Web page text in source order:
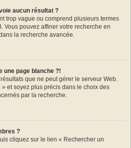
aucun résultat ?
trop vague ou comprend plusieurs termes
Vous pouvez affiner votre recherche en
la recherche avancée.
une page blanche ?!
que ne peut gérer le serveur Web.
et soyez plus précis dans le choix des
par la recherche.
?
cliquez sur le lien « Rechercher un